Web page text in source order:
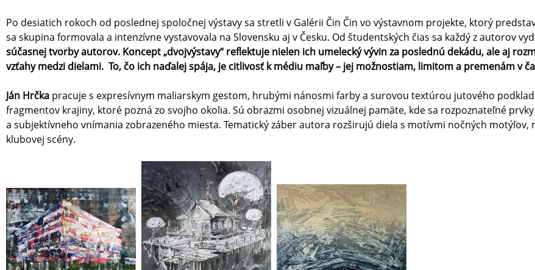
Po desiatich rokoch od poslednej spoločnej výstavy sa stretli v Galérii Čin Čin vo výstavnom projekte, ktorý
sa skupina formovala a intenzívne vystavovala na Slovensku aj v Česku. Od študentských čias sa každý z autorov
súčasnej tvorby autorov. Koncept „dvojvýstavy“ reflektuje nielen ich umelecký vývin za poslednú dekádu, ale aj
vzťahy medzi dielami. To, čo ich naďalej spája, je citlivosť k médiu maľby – jej možnostiam, limitom a premenám v
Ján Hrčka pracuje s expresívnym maliarskym gestom, hrubými nánosmi farby a surovou textúrou jutového
fragmentov krajiny, ktoré pozná zo svojho okolia. Sú obrazmi osobnej vizuálnej pamäte, kde sa rozpoznateľné
a subjektívneho vnímania zobrazeného miesta. Tematický záber autora rozširujú diela s motívmi nočných
klubovej scény.